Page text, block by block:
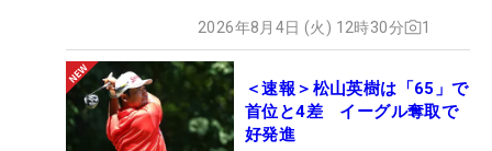
2026年8月4日 (火) 12時30分 1
＜速報＞松山英樹は「65」で
首位と4差 イーグル奪取で
好発進